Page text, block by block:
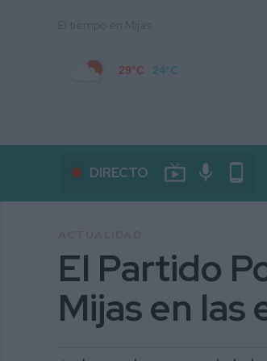
29°C 24°C
DIRECTO live_tv mic phone_android
El Partido
Mijas en las